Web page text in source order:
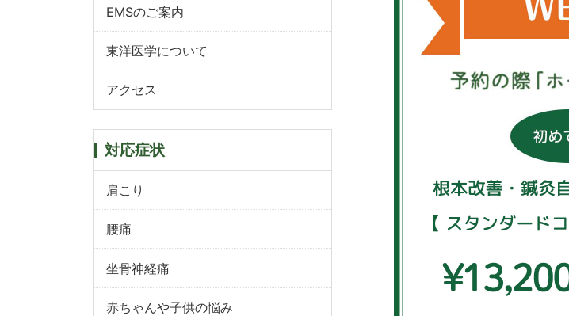
EMSのご案内
東洋医学について
アクセス
対応症状
肩こり
腰痛
坐骨神経痛
赤ちゃんや子供の悩み